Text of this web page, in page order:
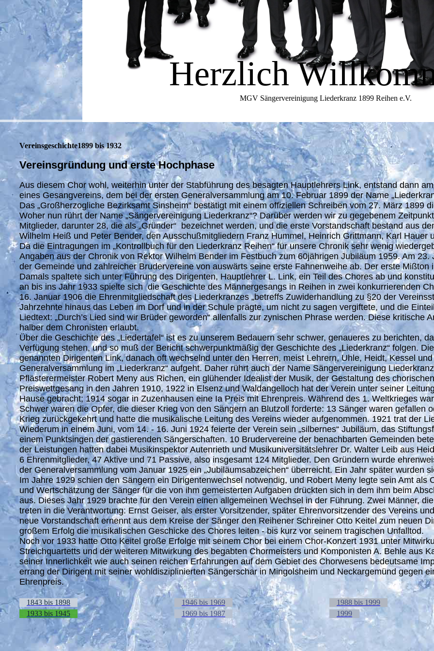
Herzlich
MGV Sängervereinigung Liederkranz 1899 Reihen e.V.
Vereinsgeschichte1899 bis 1932
Vereinsgründung und erste Hochphase
Aus diesem Chor wohl, weiterhin unter der Stabführung des besagten Hauptlehrers Link, entstand dann
eines Gesangvereins, dem bei der ersten Generalversammlung am 10. Februar 1899 der Name
Das „Großherzogliche Bezirksamt Sinsheim“ bestätigt mit einem offiziellen Schreiben vom 27. März 1899
Woher nun rührt der Name „Sängervereinigung Liederkranz“? Darüber werden wir zu gegebenem
Mitglieder, darunter 28, die als „Gründer“ bezeichnet werden, und die erste Vorstandschaft bestand aus
Wilhelm Heiß und Peter Bender, den Ausschußmitgliedern Franz Hummel, Heinrich Grittmann, Karl Hauer
Da die Eintragungen im „Kontrollbuch für den Liederkranz Reihen“ für unsere Chronik sehr wenig
Angaben aus der Chronik von Rektor Wilhelm Bender im Festbuch zum 60jährigen Jubiläum 1959. Am
der Gemeinde und zahlreicher Brudervereine von auswärts seine erste Fahnenweihe ab. Der erste
Damals spaltete sich unter Führung des Dirigenten, Hauptlehrer L. Link, ein Teil des Chores ab und
an bis ins Jahr 1933 spielte sich die Geschichte des Männergesangs in Reihen in zwei konkurrierenden
16. Januar 1906 die Ehrenmitgliedschaft des Liederkranzes „betreffs Zuwiderhandlung zu §20 der
Jahrzehnte hinaus das Leben im Dorf und in der Schule prägte, um nicht zu sagen vergiftete, und die
Liedtext: „Durch’s Lied sind wir Brüder geworden“ allenfalls zur zynischen Phrase werden. Diese kritische
halber dem Chronisten erlaubt.
Über die Geschichte des „Liedertafel“ ist es zu unserem Bedauern sehr schwer, genaueres zu berichten,
Verfügung stehen, und so muß der Bericht schwerpunktmäßig der Geschichte des „Liederkranz“ folgen.
genannten Dirigenten Link, danach oft wechselnd unter den Herren, meist Lehrern, Uhle, Heidt, Kessel
Generalversammlung im „Liederkranz“ aufgeht. Daher rührt auch der Name Sängervereinigung
Pflästerermeister Robert Meny aus Richen, ein glühender Idealist der Musik, der Gestaltung des
Preiswettgesang in den Jahren 1910, 1922 in Elsenz und Waldangelloch hat der Verein unter seiner
Hause gebracht; 1914 sogar in Zuzenhausen eine Ia Preis mit Ehrenpreis. Während des 1. Weltkrieges
Schwer waren die Opfer, die dieser Krieg von den Sängern an Blutzoll forderte: 13 Sänger waren gefallen
Krieg zurückgekehrt und hatte die musikalische Leitung des Vereins wieder aufgenommen. 1921 trat der
Wiederum in einem Juni, vom 14. - 16. Juni 1924 feierte der Verein sein „silbernes“ Jubiläum, das
einem Punktsingen der gastierenden Sängerschaften. 10 Brudervereine der benachbarten Gemeinden
der Leistungen hatten dabei Musikinspektor Autenrieth und Musikuniversitätslehrer Dr. Walter Leib aus
6 Ehrenmitglieder, 47 Aktive und 71 Passive, also insgesamt 124 Mitglieder. Den Gründern wurde
der Generalversammlung vom Januar 1925 ein „Jubiläumsabzeichen“ überreicht. Ein Jahr später wurden
Im Jahre 1929 schien den Sängern ein Dirigentenwechsel notwendig, und Robert Meny legte sein Amt als
und Wertschätzung der Sänger für die von ihm gemeisterten Aufgaben drückten sich in dem ihm beim
aus. Dieses Jahr 1929 brachte für den Verein einen allgemeinen Wechsel in der Führung. Zwei Männer,
treten in die Verantwortung: Ernst Geiser, als erster Vorsitzender, später Ehrenvorsitzender des Vereins
neue Vorstandschaft ernennt aus dem Kreise der Sänger den Reihener Schreiner Otto Keitel zum neuen
großem Erfolg die musikalischen Geschicke des Chores leiten - bis kurz vor seinem tragischen Unfalltod.
Noch vor 1933 hatte Otto Keitel große Erfolge mit seinem Chor bei einem Chor-Konzert 1931 unter
Streichquartetts und der weiteren Mitwirkung des begabten Chormeisters und Komponisten A. Behle aus
seiner Innerlichkeit wie auch seinen reichen Erfahrungen auf dem Gebiet des Chorwesens bedeutsame
errang der Dirigent mit seiner wohldisziplinierten Sängerschar in Mingolsheim und Neckargemünd gegen
Ehrenpreis.
1843 bis 1898
1933 bis 1945
1946 bis 1969
1969 bis 1987
1988 bis 1999
1999